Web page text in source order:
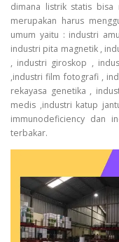
dimana listrik statis bisa
merupakan harus
umum yaitu : industri
industri pita magnetik ,
, industri giroskop ,
,industri film fotografi ,
rekayasa genetika ,
medis ,industri katup
immunodeficiency dan
terbakar.